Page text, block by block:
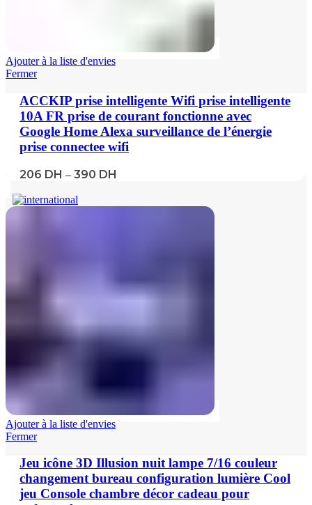
Ajouter à la liste d'envies
Fermer
ACCKIP prise intelligente Wifi prise intelligente
10A FR prise de courant fonctionne avec
Google Home Alexa surveillance de l’énergie
prise connectee wifi
206 DH – 390 DH
Ajouter à la liste d'envies
Fermer
Jeu icône 3D Illusion nuit lampe 7/16 couleur
changement bureau configuration lumière Cool
jeu Console chambre décor cadeau pour